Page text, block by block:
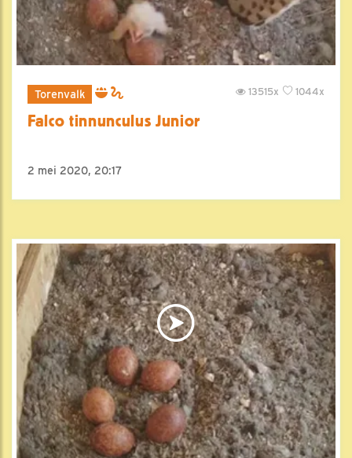
Torenvalk 1044x
13515x
Falco tinnunculus Junior
2 mei 2020, 20:17